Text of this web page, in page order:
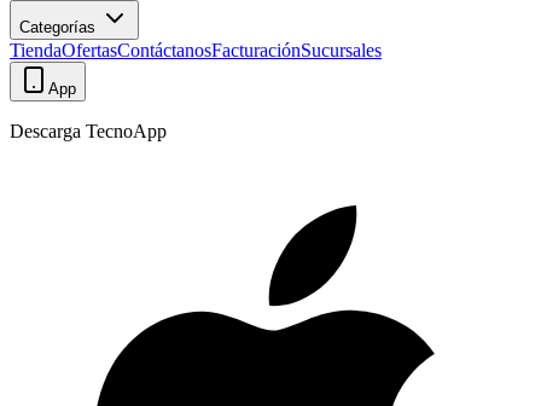
Categorías
TiendaOfertasContáctanosFacturaciónSucursales
App
Descarga TecnoApp